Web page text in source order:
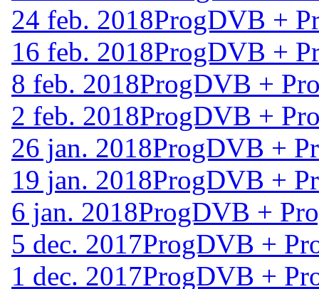
24 feb. 2018ProgDVB +
16 feb. 2018ProgDVB +
8 feb. 2018ProgDVB +
2 feb. 2018ProgDVB +
26 jan. 2018ProgDVB +
19 jan. 2018ProgDVB +
6 jan. 2018ProgDVB +
5 dec. 2017ProgDVB +
1 dec. 2017ProgDVB +